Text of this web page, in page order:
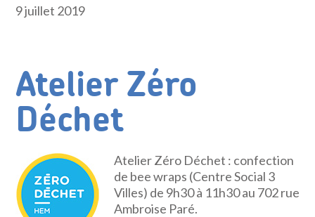
9 juillet 2019
Atelier Zéro
Déchet
Atelier Zéro Déchet : confection
de bee wraps (Centre Social 3
Villes) de 9h30 à 11h30 au 702 rue
Ambroise Paré.